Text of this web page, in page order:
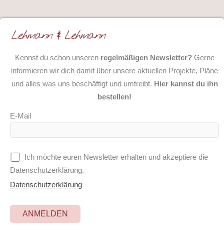
Kennst du schon unseren regelmäßigen Newsletter?Gerne
informieren wir dich damit über unsere aktuellen Projekte, Pläne
und alles was uns beschäftigt und umtreibt. Hier kannst du ihn
bestellen!
E-Mail
Ich möchte euren Newsletter erhalten und akzeptiere die
Datenschutzerklärung.
Datenschutzerklärung